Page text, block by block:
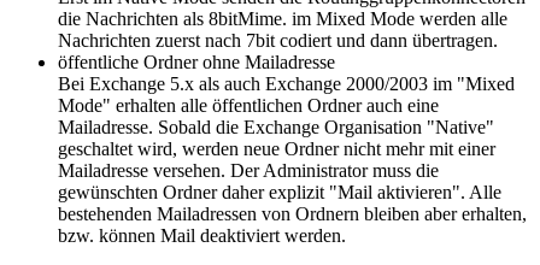
die Nachrichten als 8bitMime. im Mixed Mode werden alle
Nachrichten zuerst nach 7bit codiert und dann übertragen.
öffentliche Ordner ohne Mailadresse
Bei Exchange 5.x als auch Exchange 2000/2003 im "Mixed
Mode" erhalten alle öffentlichen Ordner auch eine
Mailadresse. Sobald die Exchange Organisation "Native"
geschaltet wird, werden neue Ordner nicht mehr mit einer
Mailadresse versehen. Der Administrator muss die
gewünschten Ordner daher explizit "Mail aktivieren". Alle
bestehenden Mailadressen von Ordnern bleiben aber erhalten,
bzw. können Mail deaktiviert werden.